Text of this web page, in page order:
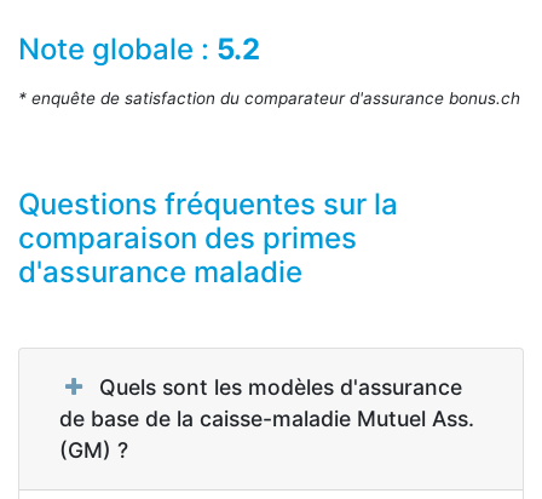
Note globale : 5.2
* enquête de satisfaction du comparateur d'assurance bonus.ch
Questions fréquentes sur la
comparaison des primes
d'assurance maladie
Quels sont les modèles d'assurance
de base de la caisse-maladie Mutuel Ass.
(GM) ?